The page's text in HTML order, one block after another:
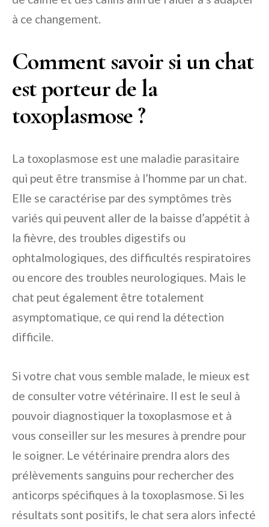
à ce changement.
Comment savoir si un chat
est porteur de la
toxoplasmose ?
La toxoplasmose est une maladie parasitaire
qui peut être transmise à l’homme par un chat.
Elle se caractérise par des symptômes très
variés qui peuvent aller de la baisse d’appétit à
la fièvre, des troubles digestifs ou
ophtalmologiques, des difficultés respiratoires
ou encore des troubles neurologiques. Mais le
chat peut également être totalement
asymptomatique, ce qui rend la détection
difficile.
Si votre chat vous semble malade, le mieux est
de consulter votre vétérinaire. Il est le seul à
pouvoir diagnostiquer la toxoplasmose et à
vous conseiller sur les mesures à prendre pour
le soigner. Le vétérinaire prendra alors des
prélèvements sanguins pour rechercher des
anticorps spécifiques à la toxoplasmose. Si les
résultats sont positifs, le chat sera alors infecté